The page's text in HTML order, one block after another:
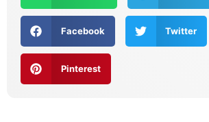
Facebook Twitter
Pinterest